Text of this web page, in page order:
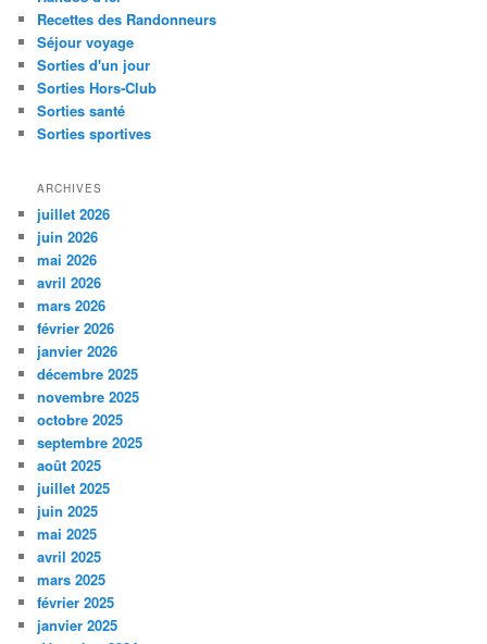
Recettes des Randonneurs
Séjour voyage
Sorties d'un jour
Sorties Hors-Club
Sorties santé
Sorties sportives
ARCHIVES
juillet 2026
juin 2026
mai 2026
avril 2026
mars 2026
février 2026
janvier 2026
décembre 2025
novembre 2025
octobre 2025
septembre 2025
août 2025
juillet 2025
juin 2025
mai 2025
avril 2025
mars 2025
février 2025
janvier 2025